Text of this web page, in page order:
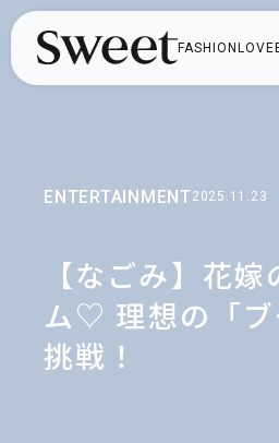
FASHION LOVE
ENTERTAINMENT2025.11.23
【なごみ】花
ム♡ 理想の「ブ
挑戦！